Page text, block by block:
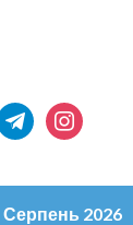
instagram
Серпень 2026